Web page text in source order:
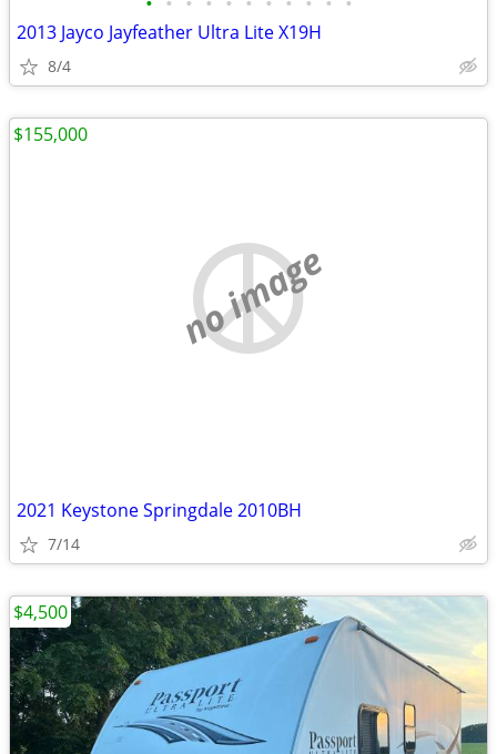
2013 Jayco Jayfeather Ultra Lite X19H
8/4
no image
2021 Keystone Springdale 2010BH
7/14
$155,000
$4,500